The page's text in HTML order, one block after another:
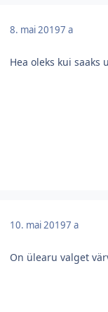
8. mai 20197 a
Hea oleks kui saaks
10. mai 20197 a
On ülearu valget